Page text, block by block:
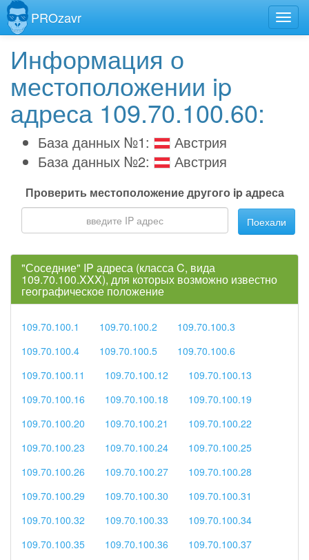
PROzavr
Информация о
местоположении ip
адреса 109.70.100.60:
База данных №1:
Австрия
База данных №2:
Австрия
Проверить местоположение другого ip адреса
Поехали
"Соседние" IP адреса (класса C, вида
109.70.100.XXX), для которых возможно известно
географическое положение
109.70.100.1 109.70.100.2
109.70.100.3
109.70.100.4
109.70.100.5
109.70.100.6
109.70.100.11
109.70.100.12
109.70.100.13
109.70.100.16
109.70.100.18
109.70.100.19
109.70.100.20
109.70.100.21
109.70.100.22
109.70.100.23
109.70.100.24
109.70.100.25
109.70.100.26
109.70.100.27
109.70.100.28
109.70.100.29
109.70.100.30
109.70.100.31
109.70.100.32
109.70.100.33
109.70.100.34
109.70.100.35
109.70.100.36
109.70.100.37